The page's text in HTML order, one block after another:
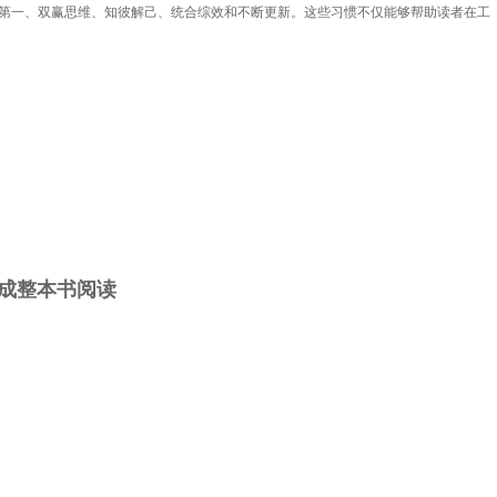
一、双赢思维、知彼解己、统合综效和不断更新。这些习惯不仅能够帮助读者在工
整本书阅读